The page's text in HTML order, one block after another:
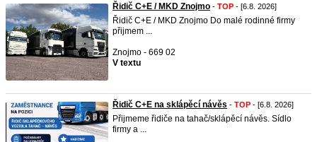
Řidič C+E / MKD Znojmo - TOP - [6.8. 2026]
Řidič C+E / MKD Znojmo Do malé rodinné firmy
přijmem ...
Znojmo - 669 02
V textu
Řidič C+E na sklápěcí návěs - TOP - [6.8. 2026]
Přijmeme řidiče na tahač/sklápěcí návěs. Sídlo
firmy a ...